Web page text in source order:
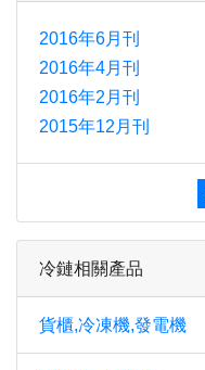
2016年6月刊
2016年4月刊
2016年2月刊
2015年12月刊
冷鏈相關產品
貨櫃,冷凍機,發電機